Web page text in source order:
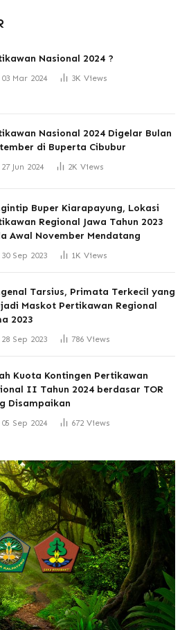
Nasional 2024 ?
Mar 2024 3K Views
Nasional 2024 Digelar Bulan
di Buperta Cibubur
Jun 2024 2K Views
Buper Kiarapayung, Lokasi
Regional Jawa Tahun 2023
Awal November Mendatang
Sep 2023 1K Views
Tarsius, Primata Terkecil yang
Maskot Pertikawan Regional
2023
Sep 2023 786 Views
Kuota Kontingen Pertikawan
II Tahun 2024 berdasar TOR
Disampaikan
Sep 2024 672 Views